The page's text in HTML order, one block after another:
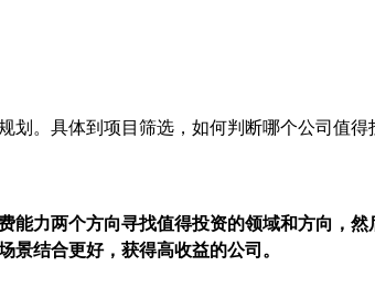
划。具体到项目筛选，如何判断哪个公司值得
能力两个方向寻找值得投资的领域和方向，
景结合更好，获得高收益的公司。